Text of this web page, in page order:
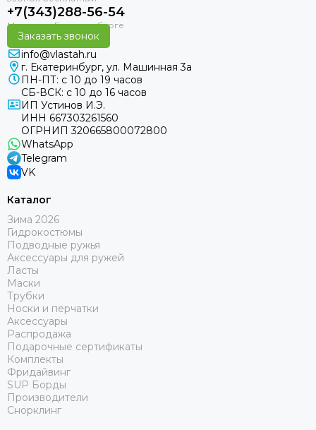
+7(343)288-56-54
Заказать звонок
info@vlastah.ru
г. Екатеринбург, ул. Машинная 3а
ПН-ПТ: с 10 до 19 часов
СБ-ВСК: с 10 до 16 часов
ИП Устинов И.Э.
ИНН 667303261560
ОГРНИП 320665800072800
WhatsApp
Telegram
VK
Каталог
Зима 2026
Гидрокостюмы
Подводные ружья
Аксессуары для ружей
Ласты
Маски
Трубки
Носки и перчатки
Аксессуары
Распродажа
Подарочные сертификаты
Комплекты
Фридайвинг
SUP Борды
Производители
Снорклинг